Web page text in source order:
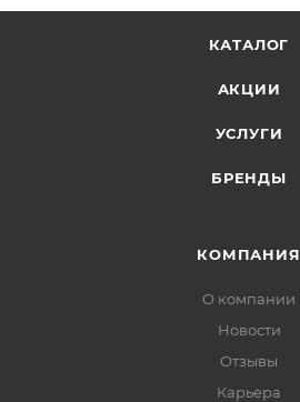
КАТАЛОГ
АКЦИИ
УСЛУГИ
БРЕНДЫ
КОМПАНИЯ
О компании
Новости
Отзывы
Карьера